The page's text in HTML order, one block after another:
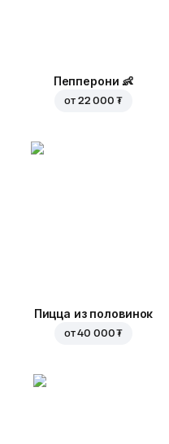
Пепперони 👶
от 22 000 ₮
Пицца из половинок
от40 000 ₮